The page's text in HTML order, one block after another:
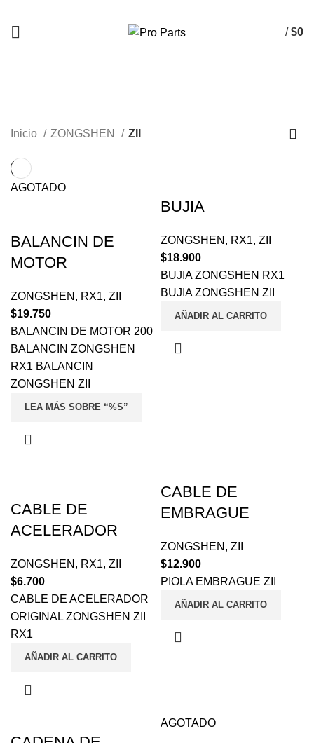
/ $0
Inicio ZONGSHEN ZII
AGOTADO
BALANCIN DE
MOTOR
ZONGSHEN , RX1, ZII
$19.750
BALANCIN DE MOTOR 200
BALANCIN ZONGSHEN
RX1 BALANCIN
ZONGSHEN ZII
LEA MÁS SOBRE “%S”
BUJIA
ZONGSHEN , RX1, ZII
$18.900
BUJIA ZONGSHEN RX1
BUJIA ZONGSHEN ZII
AÑADIR AL CARRITO
CABLE DE
ACELERADOR
ZONGSHEN , RX1, ZII
$6.700
CABLE DE ACELERADOR
ORIGINAL ZONGSHEN ZII
RX1
AÑADIR AL CARRITO
CABLE DE
EMBRAGUE
ZONGSHEN , ZII
$12.900
PIOLA EMBRAGUE ZII
AÑADIR AL CARRITO
AGOTADO